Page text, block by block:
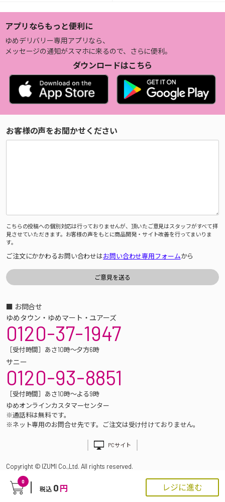
0
税込 0 円 レジに進む
アプリならもっと便利に
ゆめデリバリー専用アプリなら、
メッセージの通知がスマホに来るので、さらに便利。
ダウンロードはこちら
お客様の声をお聞かせください
こちらの投稿への個別対応は行っておりませんが、頂いたご意見はスタッフがすべて拝
見させていただきます。お客様の声をもとに商品開発・サイト改善を行ってまいりま
す。
ご注文にかかわるお問い合わせはお問い合わせ専用フォームから
■ お問合せ
ゆめタウン・ゆめマート・ユアーズ
0120-37-1947
［受付時間］あさ10時～夕方6時
サニー
0120-93-8851
［受付時間］あさ10時～よる9時
ゆめオンラインカスタマーセンター
※通話料は無料です。
※ネット専用のお問合せ先です。ご注文は受け付けておりません。
PCサイト
Copyright © IZUMI Co.,Ltd. All rights reserved.